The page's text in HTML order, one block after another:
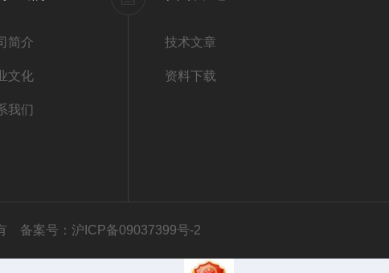
简介
文化
我们
技术文章
资料下载
备案号：沪ICP备09037399号-2